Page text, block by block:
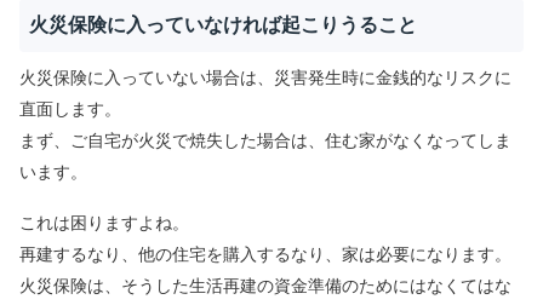
火災保険に入っていなければ起こりうること
火災保険に入っていない場合は、災害発生時に金銭的なリスクに
直面します。
まず、ご自宅が火災で焼失した場合は、住む家がなくなってしま
います。
これは困りますよね。
再建するなり、他の住宅を購入するなり、家は必要になります。
火災保険は、そうした生活再建の資金準備のためにはなくてはな